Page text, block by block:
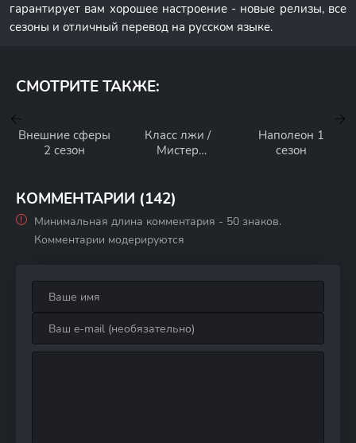
гарантирует вам хорошее настроение - новые релизы, все
сезоны и отличный перевод на русском языке.
СМОТРИТЕ ТАКЖЕ:
Внешние сферы
2 сезон
Класс лжи /
Мистер
Наполеон 1
сезон
КОММЕНТАРИИ (142)
Минимальная длина комментария - 50 знаков.
Комментарии модерируются